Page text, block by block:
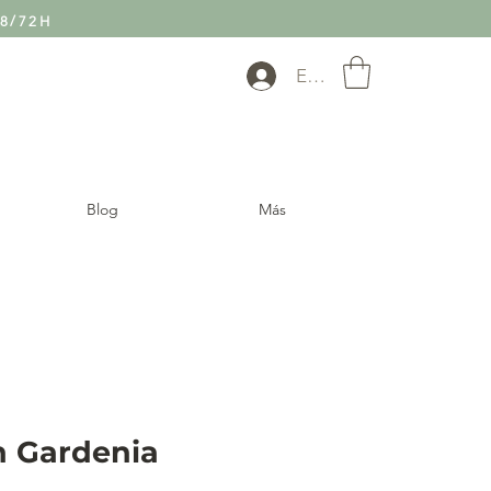
72H
Entra
Blog Más
Gardenia